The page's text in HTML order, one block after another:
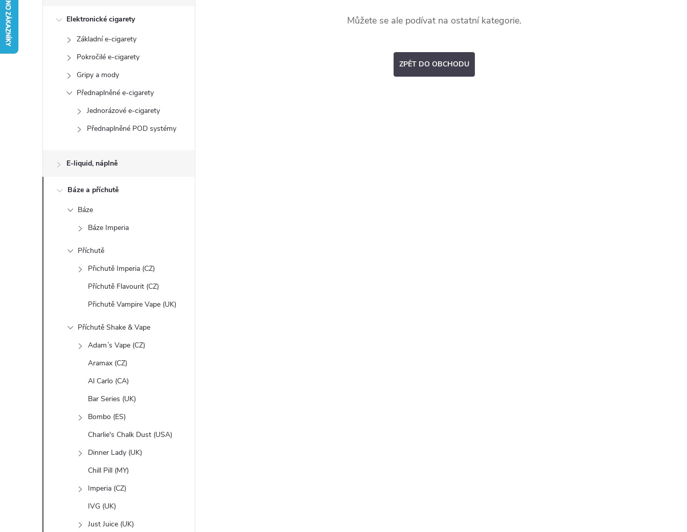
p
Elektronické cigarety
Základní e-cigarety
Pokročilé e-cigarety
Gripy a mody
Přednaplněné e-cigarety
Jednorázové e-cigarety
Přednaplněné POD systémy
E-liquid, náplně
Báze a příchutě
Báze
Báze Imperia
Příchutě
Přichutě Imperia (CZ)
Příchutě Flavourit (CZ)
Přichutě Vampire Vape (UK)
Příchutě Shake & Vape
Adam´s Vape (CZ)
Aramax (CZ)
Al Carlo (CA)
Bar Series (UK)
Bombo (ES)
Charlie's Chalk Dust (USA)
Dinner Lady (UK)
Chill Pill (MY)
Imperia (CZ)
IVG (UK)
Just Juice (UK)
Můžete se ale podívat na ostatní kategorie.
ZPĚT DO OBCHODU